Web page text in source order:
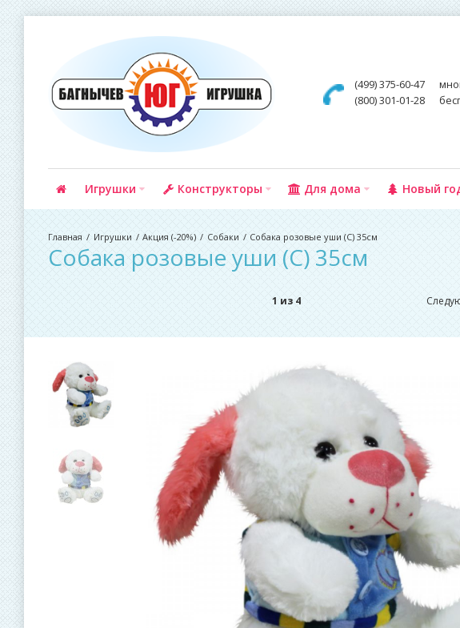
(499) 375-60-47
(800) 301-01-28
Игрушки Конструкторы Для дома Новый
Игрушки Акция (-20%) Собаки Собака розовые уши (С) 35см
Собака розовые уши (С) 35см
1 из 4